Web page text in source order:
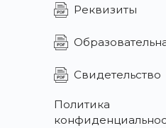
Реквизиты
Свидетельство
Политика